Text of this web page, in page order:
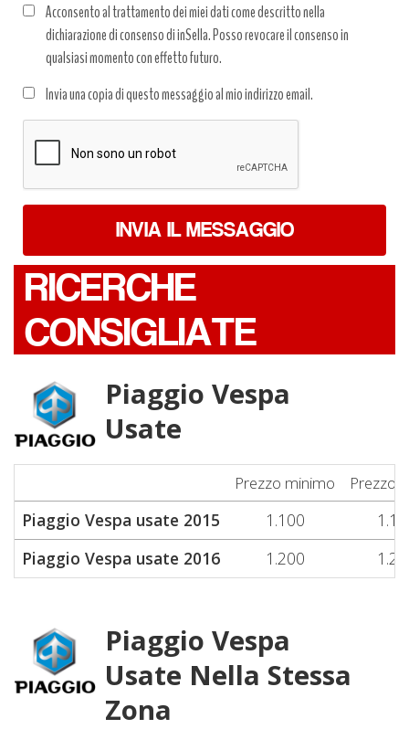
Acconsento al trattamento dei miei dati come descritto nella
dichiarazione di consenso di inSella. Posso revocare il consenso in
qualsiasi momento con effetto futuro.
dati
*
Invia una copia di questo messaggio al mio indirizzo email.
INVIA IL MESSAGGIO
RICERCHE
CONSIGLIATE
Piaggio Vespa
Usate
Prezzo minimo Prezzo
Piaggio Vespa usate 2015 1.100
Piaggio Vespa usate 2016
1.200
Piaggio Vespa
Usate Nella Stessa
Zona